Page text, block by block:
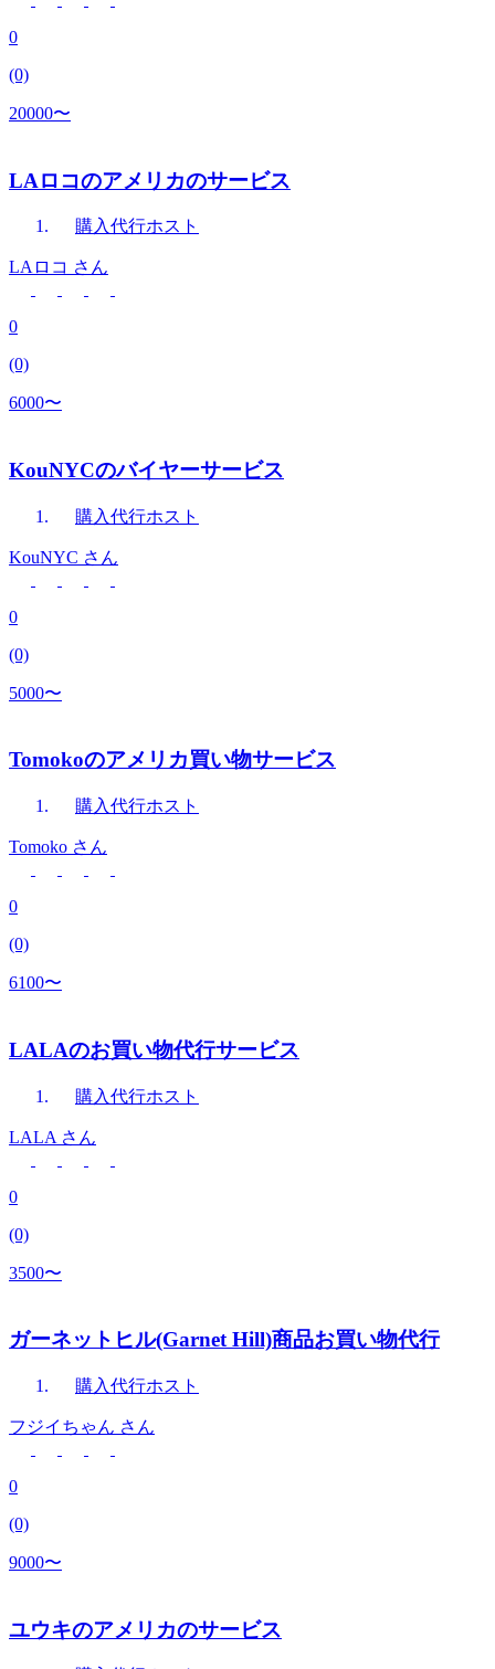
0
(0)
20000〜
LAロコのアメリカのサービス
購入代行ホスト
LAロコ さん
0
(0)
6000〜
KouNYCのバイヤーサービス
購入代行ホスト
KouNYC さん
0
(0)
5000〜
Tomokoのアメリカ買い物サービス
購入代行ホスト
Tomoko さん
0
(0)
6100〜
LALAのお買い物代行サービス
購入代行ホスト
LALA さん
0
(0)
3500〜
ガーネットヒル(Garnet Hill)商品お買い物代行
購入代行ホスト
フジイちゃん さん
0
(0)
9000〜
ユウキのアメリカのサービス